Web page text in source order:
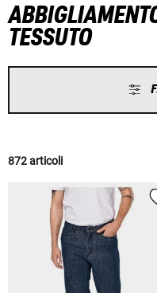
TESSUTO
872 articoli